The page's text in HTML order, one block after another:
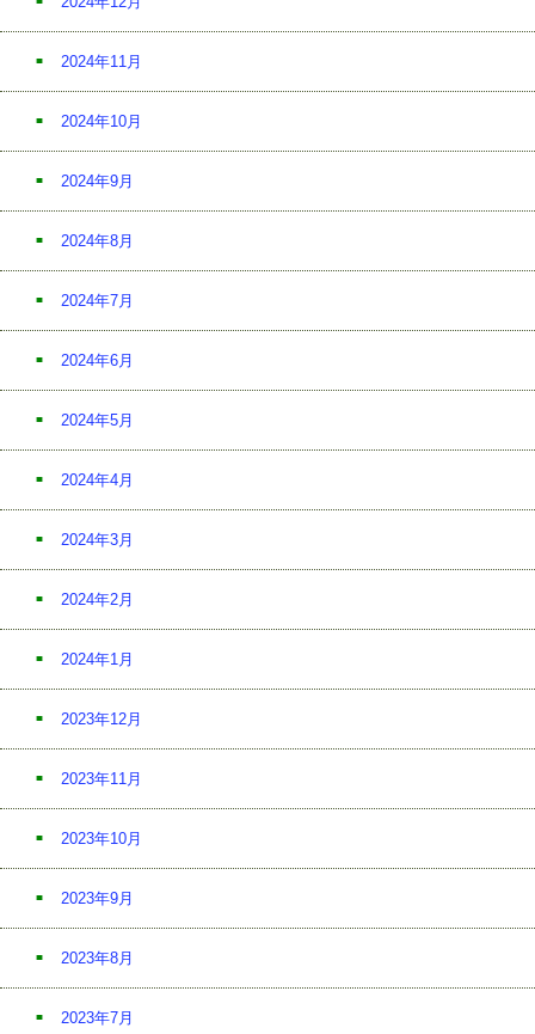
2024年11月
2024年10月
2024年9月
2024年8月
2024年7月
2024年6月
2024年5月
2024年4月
2024年3月
2024年2月
2024年1月
2023年12月
2023年11月
2023年10月
2023年9月
2023年8月
2023年7月